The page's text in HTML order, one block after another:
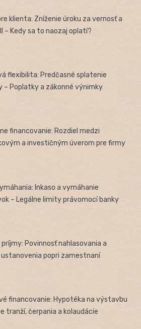
klienta: Zníženie úroku za vernosť a
– Kedy sa to naozaj oplatí?
flexibilita: Predčasné splatenie
– Poplatky a zákonné výnimky
financovanie: Rozdiel medzi
a investičným úverom pre firmy
Inkaso a vymáhanie
– Legálne limity právomocí banky
príjmy: Povinnosť nahlasovania a
popri zamestnaní
financovanie: Hypotéka na výstavbu
tranží, čerpania a kolaudácie